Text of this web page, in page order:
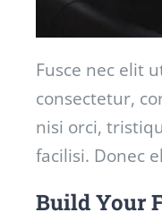
Fusce nec elit
consectetur,
nisi orci,
facilisi. Donec
Build Your